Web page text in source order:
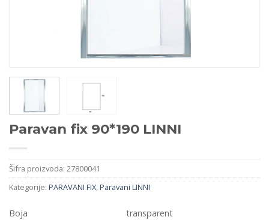
Paravan fix 90*190 LINNI
Šifra proizvoda: 27800041
Kategorije: PARAVANI FIX,Paravani LINNI
Boja
transparent